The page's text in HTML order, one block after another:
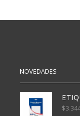
cantidad
NOVEDADES
$